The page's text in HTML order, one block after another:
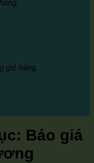
giỏ hàng.
Báo giá